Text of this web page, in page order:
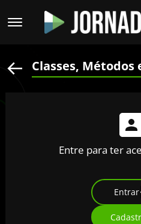
Classes,
Entre para ter
Entrar